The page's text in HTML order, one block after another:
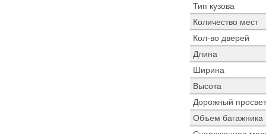
Тип кузова
Количество мест
Кол-во дверей
Длина
Ширина
Высота
Дорожный просвет
Объем багажника